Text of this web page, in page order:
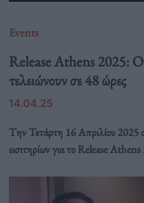
Events
Release Athens 2025:
τελειώνουν σε 48 ώρες
14.04.25
Tην Τετάρτη 16 Απριλίου 2025
εισιτηρίων για το Release